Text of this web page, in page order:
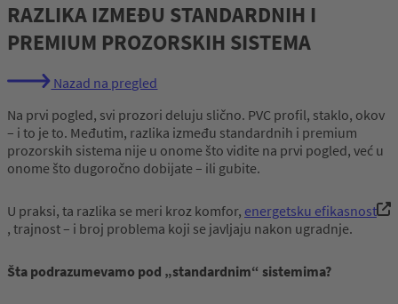
RAZLIKA IZMEĐU STANDARDNIH I
PREMIUM PROZORSKIH SISTEMA
Nazad na pregled
Na prvi pogled, svi prozori deluju slično. PVC profil, staklo, okov
– i to je to. Međutim, razlika između standardnih i premium
prozorskih sistema nije u onome što vidite na prvi pogled, već u
onome što dugoročno dobijate – ili gubite.
U praksi, ta razlika se meri kroz komfor, energetsku efikasnost
, trajnost – i broj problema koji se javljaju nakon ugradnje.
Šta podrazumevamo pod „standardnim“ sistemima?